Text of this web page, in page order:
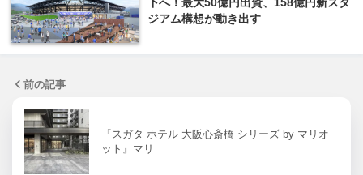
下へ！最大50億円出資、158億円新スタ
ジアム構想が動き出す
前の記事
『スガタ ホテル 大阪心斎橋 シリーズ by マリオ
ット』マリ…